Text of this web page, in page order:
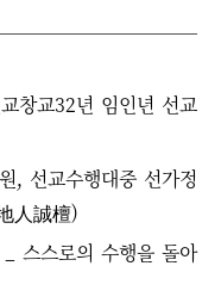
창교32년 임인년 선교
, 선교수행대중 선가정
人誠檀)
스스로의 수행을 돌아